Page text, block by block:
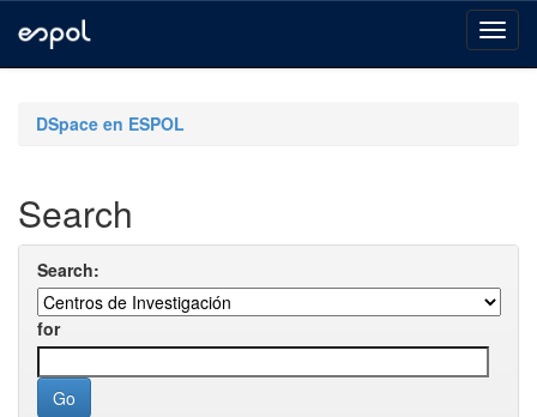
navigationDSpace en ESPOL
Search
Search:
for